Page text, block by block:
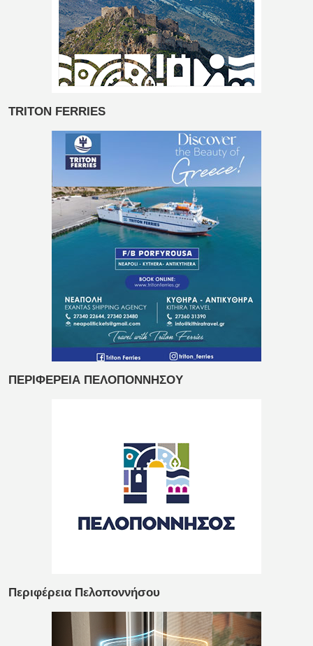
TRITON FERRIES
ΠΕΡΙΦΕΡΕΙΑ ΠΕΛΟΠΟΝΝΗΣΟΥ
Περιφέρεια Πελοποννήσου